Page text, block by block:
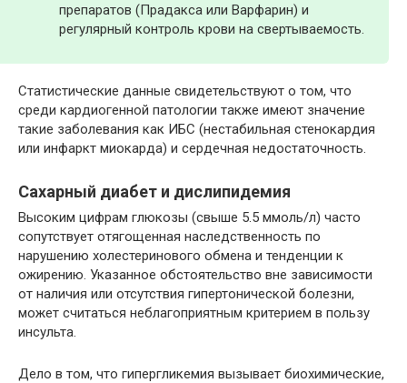
препаратов (Прадакса или Варфарин) и
регулярный контроль крови на свертываемость.
Статистические данные свидетельствуют о том, что
среди кардиогенной патологии также имеют значение
такие заболевания как ИБС (нестабильная стенокардия
или инфаркт миокарда) и сердечная недостаточность.
Сахарный диабет и дислипидемия
Высоким цифрам глюкозы (свыше 5.5 ммоль/л) часто
сопутствует отягощенная наследственность по
нарушению холестеринового обмена и тенденции к
ожирению. Указанное обстоятельство вне зависимости
от наличия или отсутствия гипертонической болезни,
может считаться неблагоприятным критерием в пользу
инсульта.
Дело в том, что гипергликемия вызывает биохимические,